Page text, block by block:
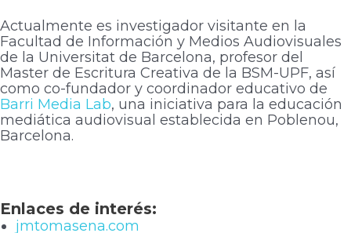
Actualmente es investigador visitante en la
Facultad de Información y Medios Audiovisuales
de la Universitat de Barcelona, profesor del
Master de Escritura Creativa de la BSM-UPF, así
como co-fundador y coordinador educativo de
Barri Media Lab, una iniciativa para la educación
mediática audiovisual establecida en Poblenou,
Barcelona.
Enlaces de interés:
jmtomasena.com